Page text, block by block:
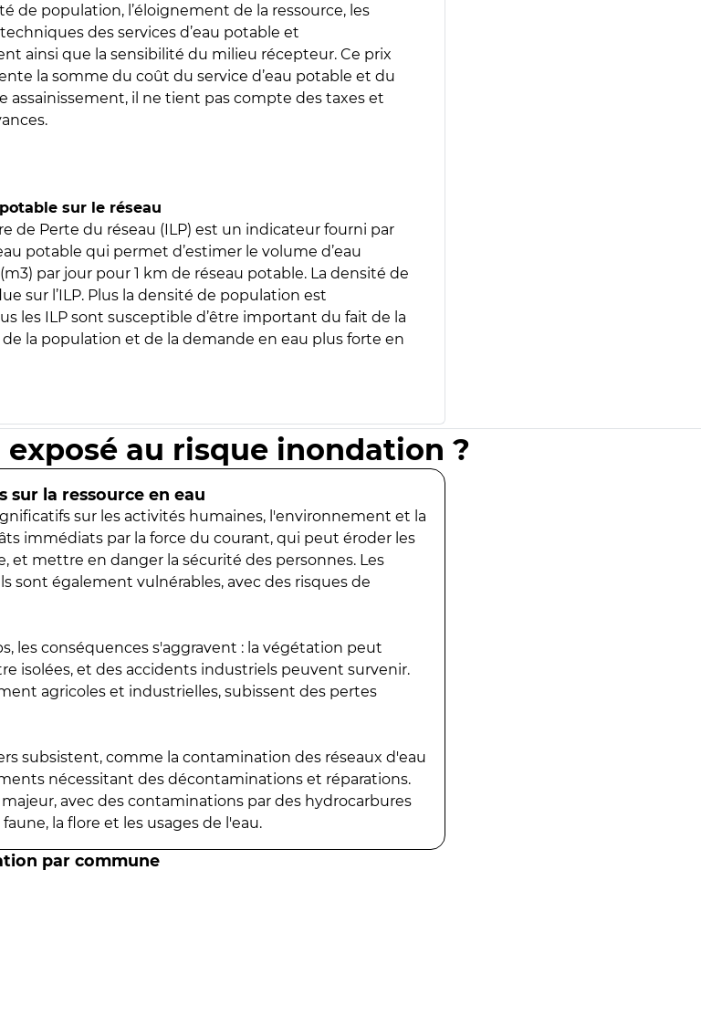
de population, l’éloignement de la ressource, les
des services d’eau potable et
ainsi que la sensibilité du milieu récepteur. Ce prix
la somme du coût du service d’eau potable et du
assainissement, il ne tient pas compte des taxes et
sur le réseau
de Perte du réseau (ILP) est un indicateur fourni par
potable qui permet d’estimer le volume d’eau
par jour pour 1 km de réseau potable. La densité de
sur l’ILP. Plus la densité de population est
les ILP sont susceptible d’être important du fait de la
la population et de la demande en eau plus forte en
au risque inondation ?
sur la ressource en eau
sur les activités humaines, l'environnement et la
immédiats par la force du courant, qui peut éroder les
et mettre en danger la sécurité des personnes. Les
sont également vulnérables, avec des risques de
les conséquences s'aggravent : la végétation peut
isolées, et des accidents industriels peuvent survenir.
agricoles et industrielles, subissent des pertes
subsistent, comme la contamination des réseaux d'eau
nécessitant des décontaminations et réparations.
avec des contaminations par des hydrocarbures
la flore et les usages de l'eau.
par commune